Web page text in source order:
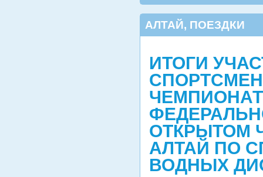
АЛТАЙ, ПОЕЗДКИ
ИТОГИ
ОТКРЫТОМ
АЛТАЙ ПО
ВОДНЫХ